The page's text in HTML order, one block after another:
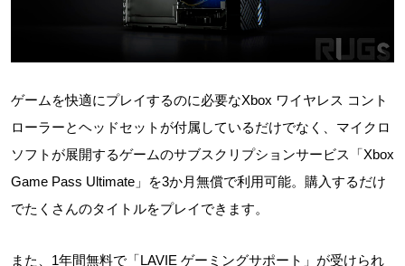
ゲームを快適にプレイするのに必要なXbox ワイヤレス コント
ローラーとヘッドセットが付属しているだけでなく、マイクロ
ソフトが展開するゲームのサブスクリプションサービス「Xbox
Game Pass Ultimate」を3か月無償で利用可能。購入するだけ
でたくさんのタイトルをプレイできます。
また、1年間無料で「LAVIE ゲーミングサポート」が受けられ